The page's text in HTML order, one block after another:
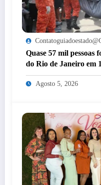
Quase 57 mil pessoas
do Rio de Janeiro em
Agosto 5, 2026